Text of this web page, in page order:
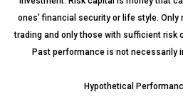
ones’ financial security or life style.
trading and only those with sufficient risk
Past performance is not necessarily
Hypothetical